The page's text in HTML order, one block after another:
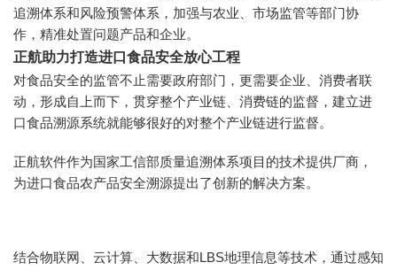
追溯体系和风险预警体系，加强与农业、市场监管等部门协
作，精准处置问题产品和企业。
正航助力打造进口食品安全放心工程
对食品安全的监管不止需要政府部门，更需要企业、消费者联
动，形成自上而下，贯穿整个产业链、消费链的监督，建立进
口食品溯源系统就能够很好的对整个产业链进行监督。
正航软件作为国家工信部质量追溯体系项目的技术提供厂商，
为进口食品农产品安全溯源提出了创新的解决方案。
结合物联网、云计算、大数据和LBS地理信息等技术，通过感知